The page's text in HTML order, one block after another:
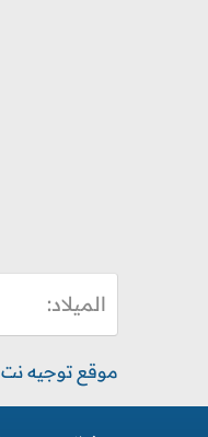
الميلاد
موقع توجيه نت